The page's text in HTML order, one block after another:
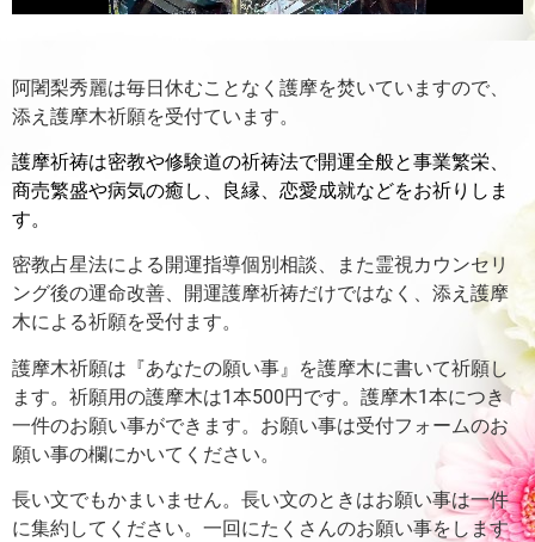
阿闍梨秀麗は毎日休むことなく護摩を焚いていますので、
添え護摩木祈願を受付ています。
護摩祈祷は密教や修験道の祈祷法で開運全般と事業繁栄、
商売繁盛や病気の癒し、良縁、恋愛成就などをお祈りしま
す。
密教占星法による開運指導個別相談、また霊視カウンセリ
ング後の運命改善、開運護摩祈祷だけではなく、添え護摩
木による祈願を受付ます。
護摩木祈願は『あなたの願い事』を護摩木に書いて祈願し
ます。 祈願用の護摩木は1本500円です。護摩木1本につき
一件のお願い事ができます。 お願い事は受付フォームのお
願い事の欄にかいてください。
長い文でもかまいません。長い文のときはお願い事は一件
に集約してください。 一回にたくさんのお願い事をします